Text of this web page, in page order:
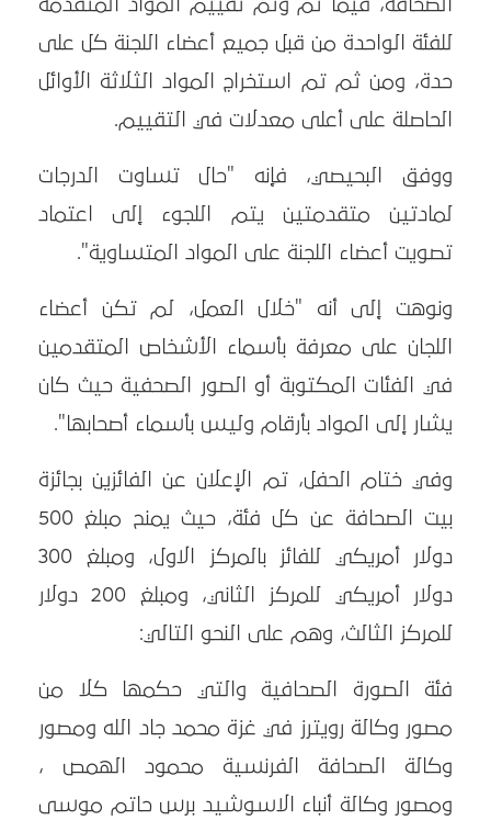
الصحافة، فيما تم وتمّ تقييم المواد المتقدمة
للفئة الواحدة من قبل جميع أعضاء اللجنة كل على
حدة، ومن ثم تم استخراج المواد الثلاثة الأوائل
الحاصلة على أعلى معدلات في التقييم.
ووفق البحيصي، فإنه "حال تساوت الدرجات
لمادتين متقدمتين يتم اللجوء إلى اعتماد
تصويت أعضاء اللجنة على المواد المتساوية".
ونوهت إلى أنه "خلال العمل، لم تكن أعضاء
اللجان على معرفة بأسماء الأشخاص المتقدمين
في الفئات المكتوبة أو الصور الصحفية حيث كان
يشار إلى المواد بأرقام وليس بأسماء أصحابها".
وفي ختام الحفل، تم الإعلان عن الفائزين بجائزة
بيت الصحافة عن كل فئة، حيث يمنح مبلغ 500
دولار أمريكي للفائز بالمركز الاول، ومبلغ 300
دولار أمريكي للمركز الثاني، ومبلغ 200 دولار
للمركز الثالث، وهم على النحو التالي:
فئة الصورة الصحافية والتي حكمها كلا من
مصور وكالة رويترز في غزة محمد جاد الله ومصور
وكالة الصحافة الفرنسية محمود الهمص ،
ومصور وكالة أنباء الاسوشيد برس حاتم موسى